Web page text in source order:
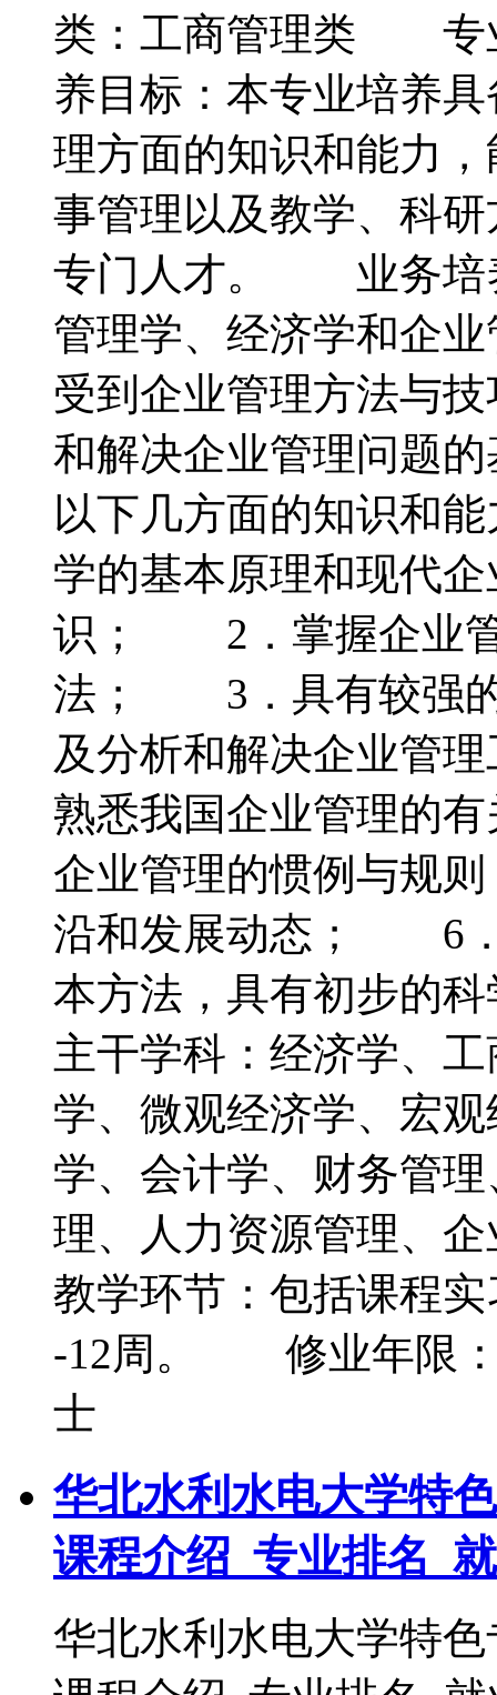
类：工商管理类 专
养目标：本专业培养
理方面的知识和能力
事管理以及教学、科
专门人才。 业务培
管理学、经济学和企
受到企业管理方法与
和解决企业管理问题
以下几方面的知识和
学的基本原理和现代
识； 2．掌握企业管
法； 3．具有较强的
及分析和解决企业管
熟悉我国企业管理的
企业管理的惯例与规
沿和发展动态； 6．
本方法，具有初步
主干学科：经济学、
学、微观经济学、宏
学、会计学、财务管
理、人力资源管理、
教学环节：包括课程
-12周。 修业年限
士
华北水利水电大学特
课程介绍_专业排名_
华北水利水电大学特